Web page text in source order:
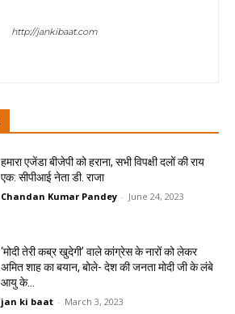
http://jankibaat.com
हमारा एजेंडा बीजेपी को हराना, सभी विपक्षी दलों की राय
एक: सीपीआई नेता डी. राजा
Chandan Kumar Pandey - June 24, 2023
‘मोदी तेरी कब्र खुदेगी’ वाले कांग्रेस के नारों को लेकर
अमित शाह का बयान, बोले- देश की जनता मोदी जी के लंबे
आयु के...
jan ki baat - March 3, 2023